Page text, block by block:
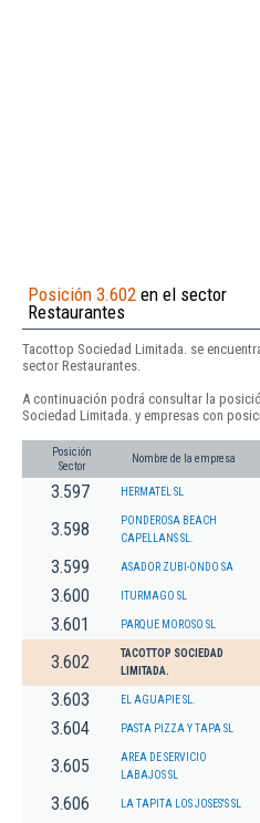
Posición 3.602 en el sector
Restaurantes
Tacottop Sociedad Limitada. se
sector Restaurantes.
A continuación podrá consultar la
Sociedad Limitada. y empresas con
Posición
Sector
Nombre de la empresa
3.597 HERMATEL SL
3.598
PONDEROSA BEACH
CAPELLANS SL.
3.599 ASADOR ZUBI-ONDO SA
3.600 ITURMAGO SL
3.601 PARQUE MOROSO SL
3.602
TACOTTOP SOCIEDAD
LIMITADA.
3.603 EL AGUAPIE SL.
3.604 PASTA PIZZA Y TAPA SL
3.605
AREA DE SERVICIO
LABAJOS SL
3.606 LA TAPITA LOS JOSES'S SL